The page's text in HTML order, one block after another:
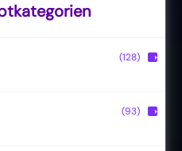
(20)
(128) ▶
(93) ▶